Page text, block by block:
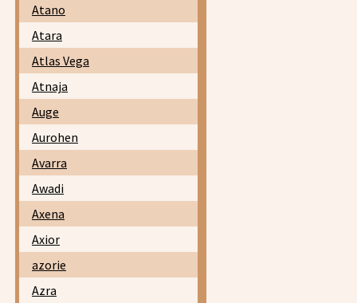
Atano
Atara
Atlas Vega
Atnaja
Auge
Aurohen
Avarra
Awadi
Axena
Axior
azorie
Azra